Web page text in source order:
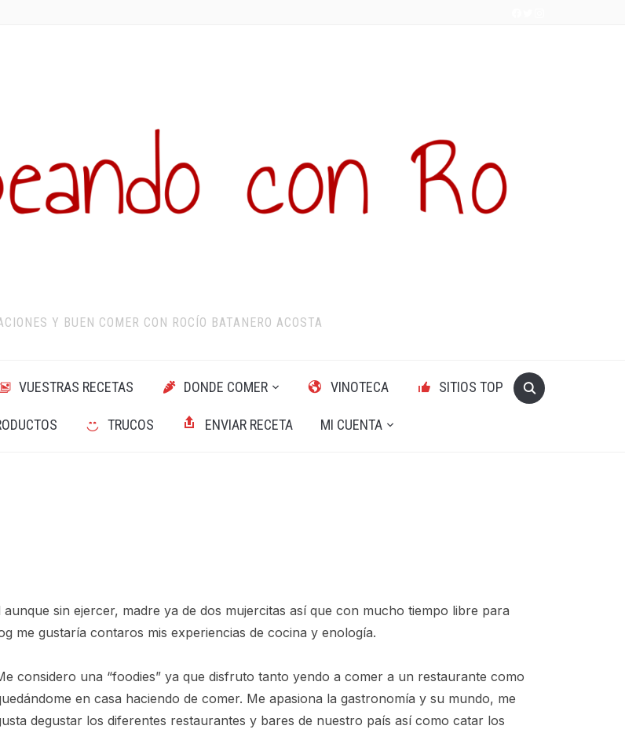
Y BUEN COMER CON ROCÍO BATANERO ACOSTA
VUESTRAS RECETAS DONDE COMER VINOTECA SITIOS TOP
TRUCOS ENVIAR RECETA MI CUENTA
sin ejercer, madre ya de dos mujercitas así que con mucho tiempo libre para
me gustaría contaros mis experiencias de cocina y enología.
considero una “foodies” ya que disfruto tanto yendo a comer a un restaurante como
en casa haciendo de comer. Me apasiona la gastronomía y su mundo, me
degustar los diferentes restaurantes y bares de nuestro país así como catar los